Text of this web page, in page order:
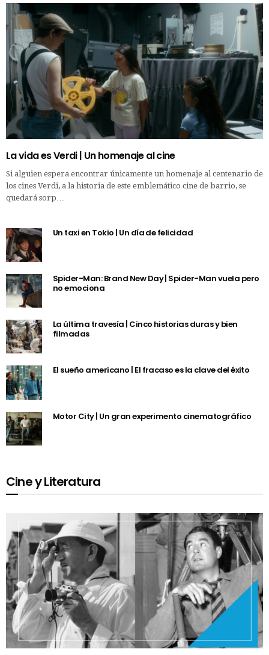
La vida es Verdi | Un homenaje al cine
Si alguien espera encontrar únicamente un homenaje al centenario de
los cines Verdi, a la historia de este emblemático cine de barrio, se
quedará sorp…
Un taxi en Tokio | Un día de felicidad
Spider-Man: Brand New Day | Spider-Man vuela pero
no emociona
La última travesía | Cinco historias duras y bien
filmadas
El sueño americano | El fracaso es la clave del éxito
Motor City | Un gran experimento cinematográfico
Cine y Literatura